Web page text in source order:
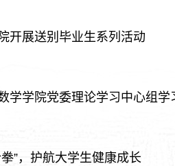
展送别毕业生系列活动
学学院党委理论学习中心组学
”，护航大学生健康成长